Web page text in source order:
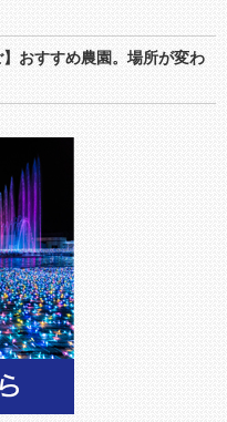
おすすめ農園。場所が変わ